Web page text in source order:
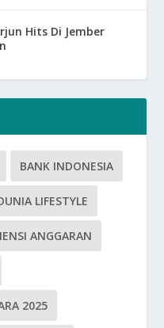
Hits Di Jember
BANK INDONESIA
LIFESTYLE
ANGGARAN
2025